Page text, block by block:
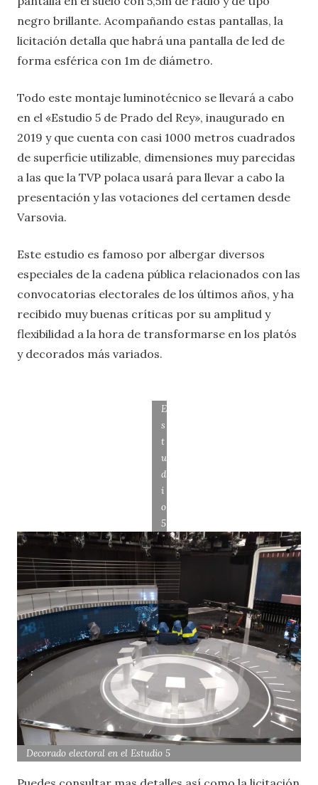
negro brillante. Acompañando estas pantallas, la
licitación detalla que habrá una pantalla de led de
forma esférica con 1m de diámetro.
Todo este montaje luminotécnico se llevará a cabo
en el «Estudio 5 de Prado del Rey», inaugurado en
2019 y que cuenta con casi 1000 metros cuadrados
de superficie utilizable, dimensiones muy parecidas
a las que la TVP polaca usará para llevar a cabo la
presentación y las votaciones del certamen desde
Varsovia.
Este estudio es famoso por albergar diversos
especiales de la cadena pública relacionados con las
convocatorias electorales de los últimos años, y ha
recibido muy buenas críticas por su amplitud y
flexibilidad a la hora de transformarse en los platós
y decorados más variados.
E
s
t
u
d
i
o
5
Decorado electoral en el Estudio 5